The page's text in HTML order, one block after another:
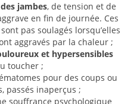
jambes, de tension et de
en fin de journée. Ces
pas soulagés lorsqu’elles
aggravés par la chaleur ;
et hypersensibles
toucher ;
pour des coups ou
passés inaperçus ;
souffrance psychologique